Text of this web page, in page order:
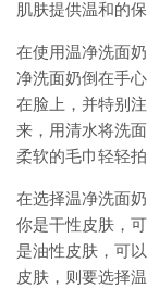
肌肤提供温和的保
在使用温净洗面
净洗面奶倒在手
在脸上，并特别
来，用清水将洗
柔软的毛巾轻轻拍
在选择温净洗面
你是干性皮肤，
是油性皮肤，可
皮肤，则要选择